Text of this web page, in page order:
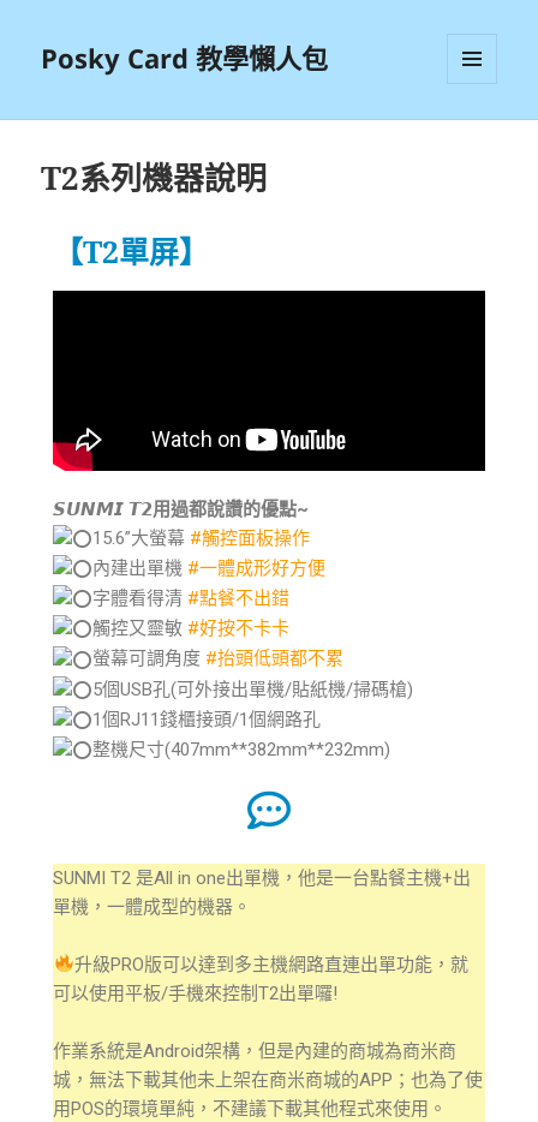
Posky Card 教學懶人包
小工具
T2系列機器說明
【T2單屏】
𝙎𝙐𝙉𝙈𝙄 𝙏𝟮用過都說讚的優點~
15.6”大螢幕 #觸控面板操作
內建出單機 #一體成形好方便
字體看得清 #點餐不出錯
觸控又靈敏 #好按不卡卡
螢幕可調角度 #抬頭低頭都不累
5個USB孔(可外接出單機/貼紙機/掃碼槍)
1個RJ11錢櫃接頭/1個網路孔
整機尺寸(407mm**382mm**232mm)
SUNMI T2 是All in one出單機，他是一台點餐主機+出
單機，一體成型的機器。
升級PRO版可以達到多主機網路直連出單功能，就
可以使用平板/手機來控制T2出單囉!
作業系統是Android架構，但是內建的商城為商米商
城，無法下載其他未上架在商米商城的APP；也為了使
用POS的環境單純，不建議下載其他程式來使用。